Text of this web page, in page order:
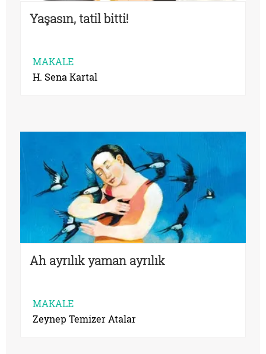
Yaşasın, tatil bitti!
MAKALE
H. Sena Kartal
Ah ayrılık yaman ayrılık
MAKALE
Zeynep Temizer Atalar